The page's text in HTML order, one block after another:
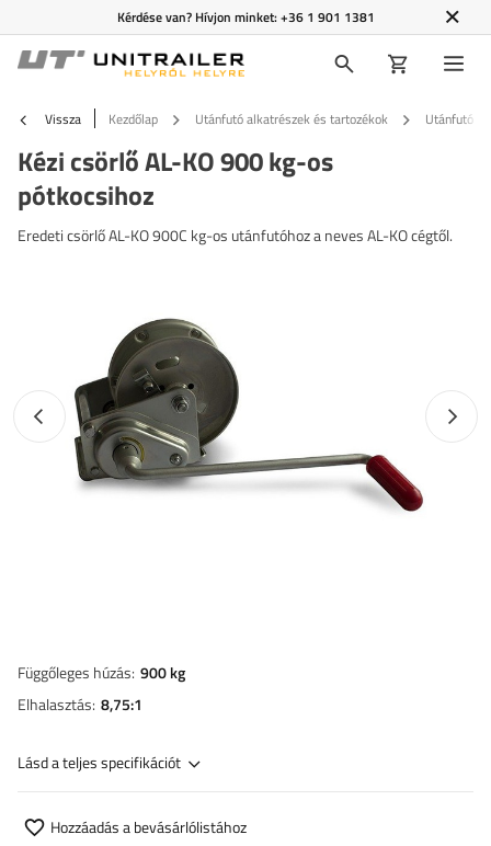
Kérdése van? Hívjon minket:+36 1 901 1381
Vissza Kezdőlap Utánfutó alkatrészek és tartozékok Utánfutó
Kézi csörlő AL-KO 900 kg-os
pótkocsihoz
Eredeti csörlő AL-KO 900C kg-os utánfutóhoz a neves AL-KO cégtől.
Előző fotó
Függőleges húzás 900 kg
Elhalasztás 8,75:1
Lásd a teljes specifikációt
Hozzáadás a bevásárlólistához